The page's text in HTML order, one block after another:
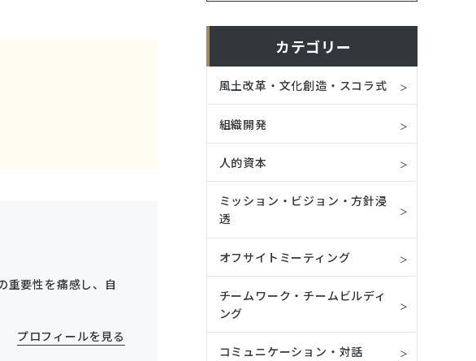
重要性を痛感し、自
プロフィールを見る
カテゴリー
風土改革・文化創造・スコラ式
組織開発
人的資本
ミッション・ビジョン・方針浸
透
オフサイトミーティング
チームワーク・チームビルディ
ング
コミュニケーション・対話